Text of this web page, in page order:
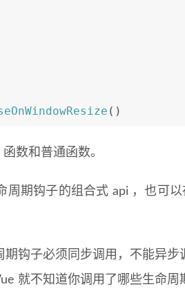
()
数和普通函数。
周期钩子的组合式 api ，也可
期钩子必须同步调用，不能异
就不知道你调用了哪些生命周